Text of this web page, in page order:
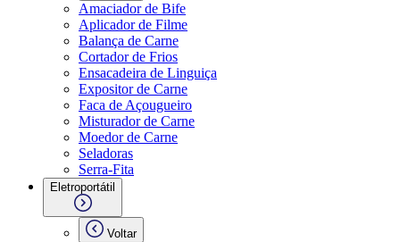
Amaciador de Bife
Aplicador de Filme
Balança de Carne
Cortador de Frios
Ensacadeira de Linguiça
Expositor de Carne
Faca de Açougueiro
Misturador de Carne
Moedor de Carne
Seladoras
Serra-Fita
Eletroportátil
Voltar